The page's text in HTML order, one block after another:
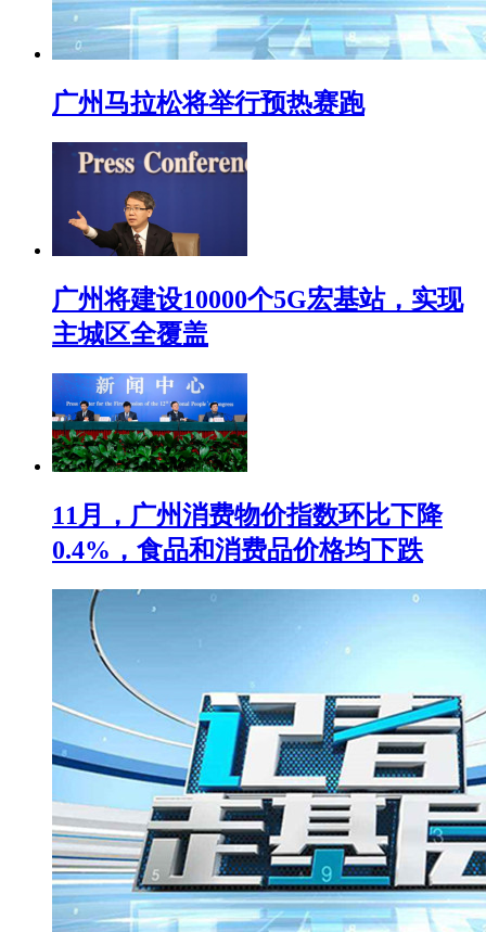
广州马拉松将举行预热赛跑
广州将建设10000个5G宏基站，实现
主城区全覆盖
11月，广州消费物价指数环比下降
0.4%，食品和消费品价格均下跌